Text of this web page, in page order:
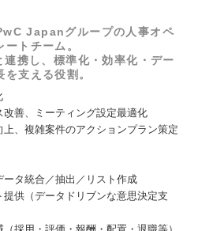
Japanグループの人事オペ
トチーム。
携し、標準化・効率化・デー
支える役割。
改善、ミーティング設定最適化
上、複雑案件のアクションプラン策定
ータ統合／抽出／リスト作成
提供（データドリブンな意思決定支